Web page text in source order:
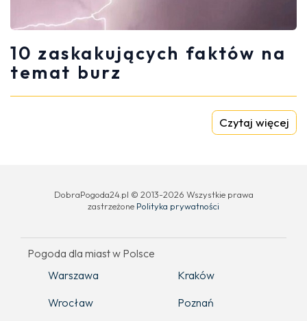
10 zaskakujących faktów na
temat burz
Czytaj więcej
DobraPogoda24.pl © 2013-2026 Wszystkie prawa
zastrzeżone Polityka prywatności
Pogoda dla miast w Polsce
Warszawa
Kraków
Wrocław
Poznań